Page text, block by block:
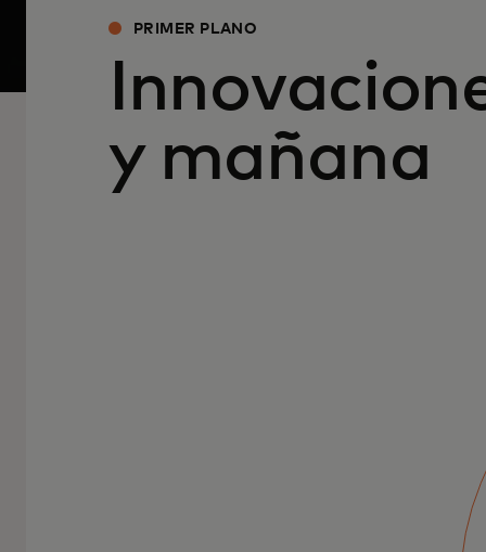
PRIMER PLANO
y mañana